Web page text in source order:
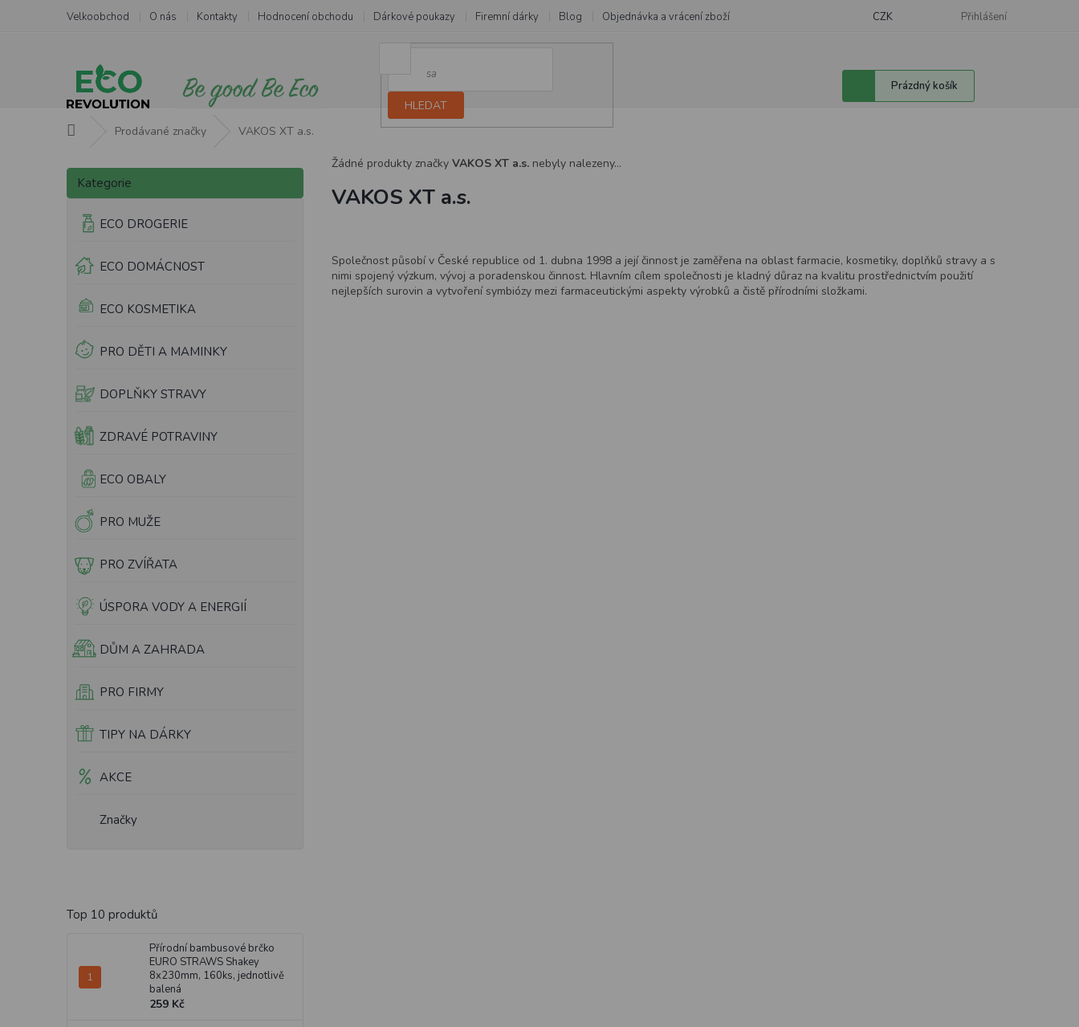
Velkoobchod O nás Kontakty Hodnocení obchodu Dárkové poukazy Firemní dárky Blog Objednávka a vrácení zboží CZK Přihlášení
HLEDAT
Nákupní
košík
Prázdný košík
Prodávané značky VAKOS XT a.s.
P
s
Přeskočit
kategorie
Kategorie
ECO DROGERIE
ECO DOMÁCNOST
ECO KOSMETIKA
PRO DĚTI A MAMINKY
DOPLŇKY STRAVY
ZDRAVÉ POTRAVINY
ECO OBALY
PRO MUŽE
PRO ZVÍŘATA
ÚSPORA VODY A ENERGIÍ
DŮM A ZAHRADA
PRO FIRMY
TIPY NA DÁRKY
AKCE
Značky
Top 10 produktů
Přírodní bambusové brčko
EURO STRAWS Shakey
8x230mm, 160ks, jednotlivě
balená
259 Kč
VAKOS XT a.s.
Společnost působí v České republice od 1. dubna 1998 a její činnost je zaměřena na oblast farmacie, kosmetiky, doplňků stravy a s
nimi spojený výzkum, vývoj a poradenskou činnost. Hlavním cílem společnosti je kladný důraz na kvalitu prostřednictvím použití
nejlepších surovin a vytvoření symbiózy mezi farmaceutickými aspekty výrobků a čistě přírodními složkami.
Žádné produkty značky VAKOS XT a.s. nebyly nalezeny...